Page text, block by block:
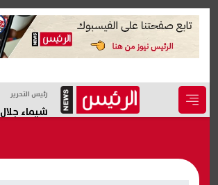
رئيس التحرير
شيماء جلال